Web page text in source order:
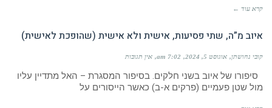
קרא עוד ←
איוב מ”ה, שתי פסיעות, אישית ולא אישית (שהופכת לאישית)
קובי נחושתן אוגוסט 5, 2024 7:02 am אין תגובות
סיפורו של איוב בשני חלקים. בסיפור המסגרת – האל מתדיין עליו
מול שטן פעמיים (פרקים א-ב) כאשר הייסורים על